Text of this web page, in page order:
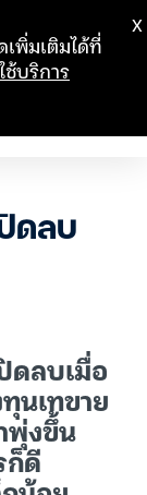
ดลบ
ลบเมื่อ
นเทขาย
พุ่งขึ้น
ก็ดี
เพิ่มเติมได้ที่
ช้บริการ
X